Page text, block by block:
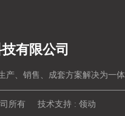
有限公司
、销售、成套方案解决为一
司所有 技术支持 : 领动